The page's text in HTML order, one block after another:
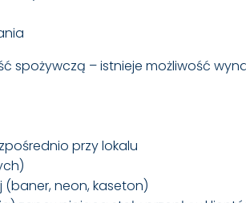
spożywczą – istnieje możliwość
przy lokalu
(baner, neon, kaseton)